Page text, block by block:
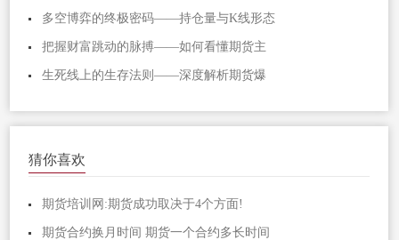
多空博弈的终极密码——持仓量与K线形态
把握财富跳动的脉搏——如何看懂期货主
生死线上的生存法则——深度解析期货爆
猜你喜欢
期货培训网:期货成功取决于4个方面!
期货合约换月时间 期货一个合约多长时间